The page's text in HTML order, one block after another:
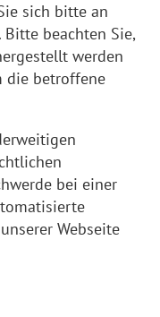
sich bitte an
beachten Sie,
werden
die betroffene
bei einer
Webseite